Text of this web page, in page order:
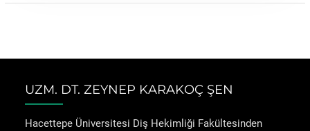
UZM. DT. ZEYNEP KARAKOÇ ŞEN
Hacettepe Üniversitesi Diş Hekimliği Fakültesinden